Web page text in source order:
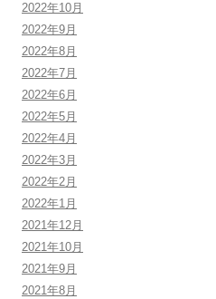
2022年10月
2022年9月
2022年8月
2022年7月
2022年6月
2022年5月
2022年4月
2022年3月
2022年2月
2022年1月
2021年12月
2021年10月
2021年9月
2021年8月